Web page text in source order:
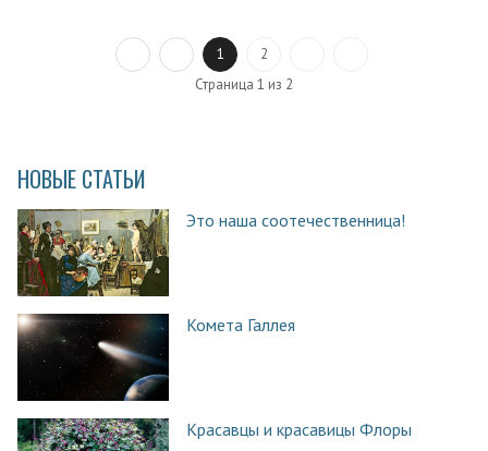
1
2
Страница 1 из 2
НОВЫЕ СТАТЬИ
Это наша соотечественница!
Комета Галлея
Красавцы и красавицы Флоры